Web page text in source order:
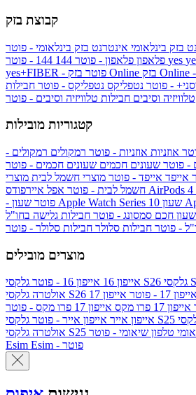
קבוצת בזק
בזק בינלאומי אינטרנט בזק בינלאומי - פוטר
פלאפון פלאפון - פוטר 144 yes
yes+FIBER - פוטר בזק Online
- פוטר נטפליקס נטפליקס - פוטר חבילות
טלוויזיה וסיבים חבילות טלוויזיה וסיבים - פוטר
קטגוריות מובילות
אוזניות אוזניות - פוטר רמקולים רמקולים -
- פוטר שעונים חכמים שעונים חכמים - פוטר
אייפד אייפד - פוטר מוצרי חשמל לבית מוצרי
חשמל לבית - פוטר אפל איירפודס AirPods 4
- פוטר שעון Apple Watch Series 10 שעון Apple Watch Series 10 -
שעון חכם סמסונג - פוטר חבילות גלישה בחו"ל
- פוטר חבילות סלולר חבילות סלולר - פוטר
מוצרים מובילים
אייפון 16 אייפון 16 - פוטר גלקסי S26
אולטרה
אייפון 17 - פוטר
אייפון 17
אייפון 17 פרו מקס
אייפון 17 פרו מקס - פוטר
אייפון אייר אייפון אייר - פוטר גלקסי S25
אולטרה
טלפון שיאומי - פוטר
Esim
Esim - פוטר